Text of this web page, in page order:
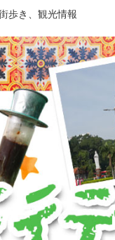
歩き、観光情報